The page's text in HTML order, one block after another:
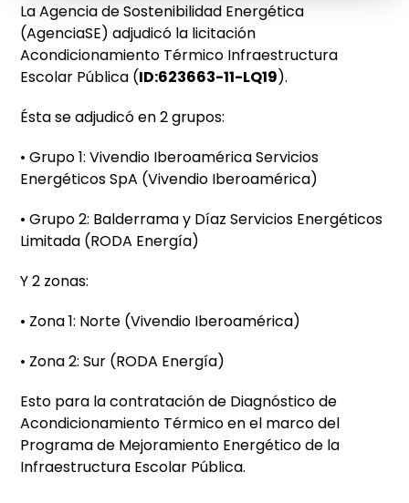
La Agencia de Sostenibilidad Energética
(AgenciaSE) adjudicó la licitación
Acondicionamiento Térmico Infraestructura
Escolar Pública (ID:623663-11-LQ19).
Ésta se adjudicó en 2 grupos:
• Grupo 1: Vivendio Iberoamérica Servicios
Energéticos SpA (Vivendio Iberoamérica)
• Grupo 2: Balderrama y Díaz Servicios Energéticos
Limitada (RODA Energía)
Y 2 zonas:
• Zona 1: Norte (Vivendio Iberoamérica)
• Zona 2: Sur (RODA Energía)
Esto para la contratación de Diagnóstico de
Acondicionamiento Térmico en el marco del
Programa de Mejoramiento Energético de la
Infraestructura Escolar Pública.